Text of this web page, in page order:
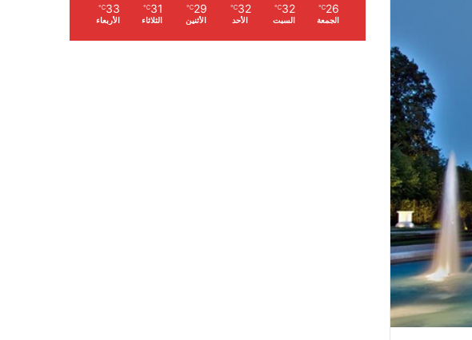
26
℃
الجمعة
32
℃
السبت
32
℃
الأحد
29
℃
الأثنين
31
℃
الثلاثاء
33
℃
الأربعاء